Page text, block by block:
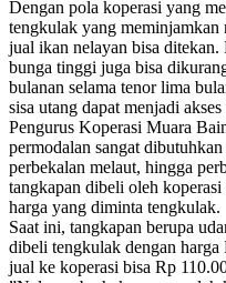
Dengan pola koperasi yang
tengkulak yang meminjamkan
jual ikan nelayan bisa ditekan.
bunga tinggi juga bisa
bulanan selama tenor lima
sisa utang dapat menjadi
Pengurus Koperasi Muara
permodalan sangat
perbekalan melaut, hingga
tangkapan dibeli oleh
harga yang diminta tengkulak.
Saat ini, tangkapan berupa
dibeli tengkulak dengan harga
jual ke koperasi bisa Rp